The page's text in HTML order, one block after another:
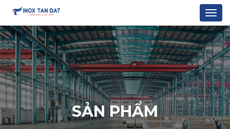
SẢN PHẨM